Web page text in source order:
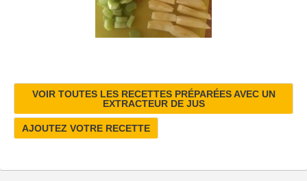
VOIR TOUTES LES RECETTES PRÉPARÉES AVEC UN
EXTRACTEUR DE JUS
AJOUTEZ VOTRE RECETTE